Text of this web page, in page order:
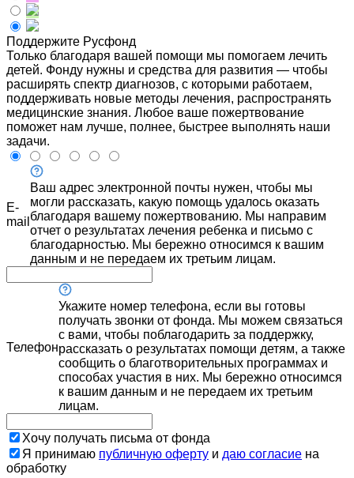
Поддержите Русфонд
Только благодаря вашей помощи мы помогаем лечить
детей. Фонду нужны и средства для развития — чтобы
расширять спектр диагнозов, с которыми работаем,
поддерживать новые методы лечения, распространять
медицинские знания. Любое ваше пожертвование
поможет нам лучше, полнее, быстрее выполнять наши
задачи.
E-
mail
Ваш адрес электронной почты нужен, чтобы мы
могли рассказать, какую помощь удалось оказать
благодаря вашему пожертвованию. Мы направим
отчет о результатах лечения ребенка и письмо с
благодарностью. Мы бережно относимся к вашим
данным и не передаем их третьим лицам.
Телефон
Укажите номер телефона, если вы готовы
получать звонки от фонда. Мы можем связаться
с вами, чтобы поблагодарить за поддержку,
рассказать о результатах помощи детям, а также
сообщить о благотворительных программах и
способах участия в них. Мы бережно относимся
к вашим данным и не передаем их третьим
лицам.
Хочу получать письма от фонда
Я принимаю публичную оферту и даю согласие на
обработку